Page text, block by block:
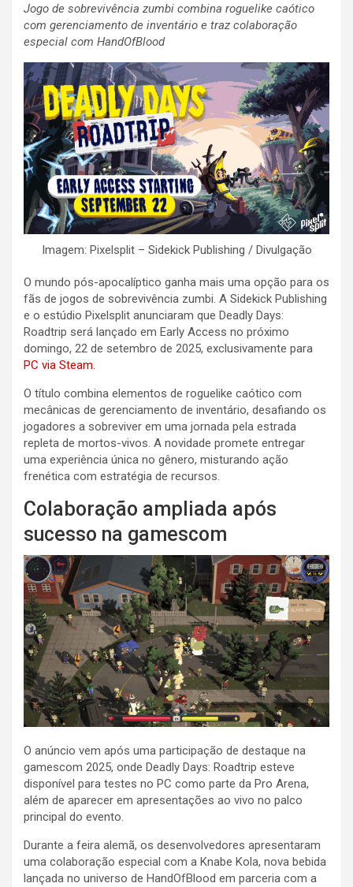
Jogo de sobrevivência zumbi combina roguelike caótico
com gerenciamento de inventário e traz colaboração
especial com HandOfBlood
Imagem: Pixelsplit – Sidekick Publishing / Divulgação
O mundo pós-apocalíptico ganha mais uma opção para os
fãs de jogos de sobrevivência zumbi. A Sidekick Publishing
e o estúdio Pixelsplit anunciaram que Deadly Days:
Roadtrip será lançado em Early Access no próximo
domingo, 22 de setembro de 2025, exclusivamente para
PC via Steam.
O título combina elementos de roguelike caótico com
mecânicas de gerenciamento de inventário, desafiando os
jogadores a sobreviver em uma jornada pela estrada
repleta de mortos-vivos. A novidade promete entregar
uma experiência única no gênero, misturando ação
frenética com estratégia de recursos.
Colaboração ampliada após
sucesso na gamescom
O anúncio vem após uma participação de destaque na
gamescom 2025, onde Deadly Days: Roadtrip esteve
disponível para testes no PC como parte da Pro Arena,
além de aparecer em apresentações ao vivo no palco
principal do evento.
Durante a feira alemã, os desenvolvedores apresentaram
uma colaboração especial com a Knabe Kola, nova bebida
lançada no universo de HandOfBlood em parceria com a